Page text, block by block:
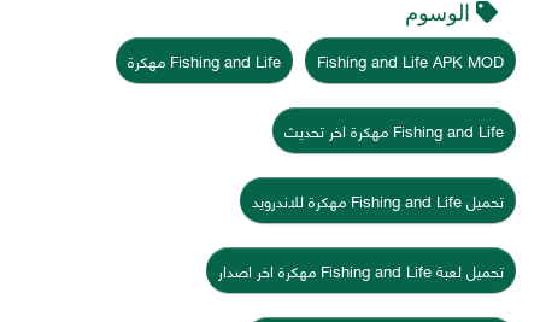
الوسوم
Fishing and Life APK MOD Fishing and Life مهكرة
Fishing and Life مهكرة اخر تحديث
تحميل Fishing and Life مهكرة للاندرويد
تحميل لعبة Fishing and Life مهكرة اخر اصدار